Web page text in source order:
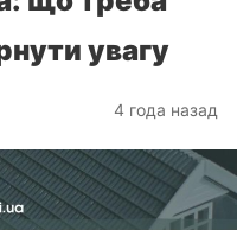
увагу
4 года назад